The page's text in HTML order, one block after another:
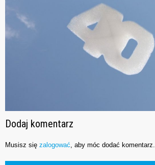
Dodaj komentarz
Musisz się zalogować, aby móc dodać komentarz.